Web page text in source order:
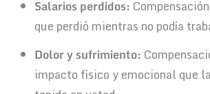
Salarios perdidos:
que perdió mientras no podía
Dolor y sufrimiento:
impacto físico y emocional que